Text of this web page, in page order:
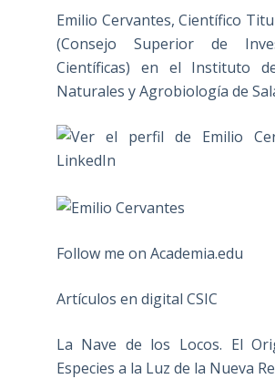
Emilio Cervantes, Científico
(Consejo Superior de
Científicas) en el Instituto
Naturales y Agrobiología de
Follow me on Academia.edu
Artículos en digital CSIC
La Nave de los Locos. El
Especies a la Luz de la Nueva